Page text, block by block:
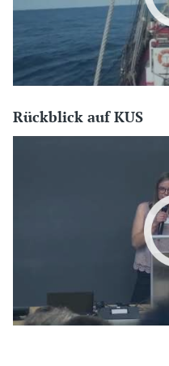
Rückblick auf KUS